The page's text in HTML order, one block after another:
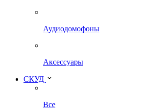
Аудиодомофоны
Аксессуары
СКУД
Все